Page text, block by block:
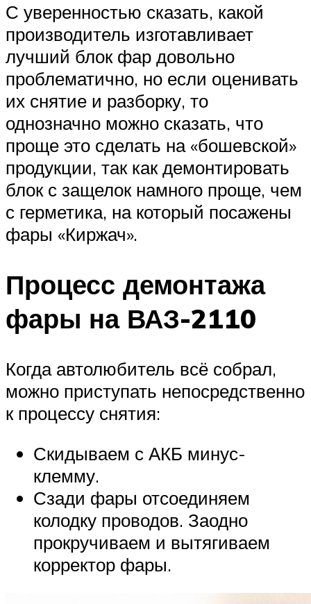
С уверенностью сказать, какой
производитель изготавливает
лучший блок фар довольно
проблематично, но если оценивать
их снятие и разборку, то
однозначно можно сказать, что
проще это сделать на «бошевской»
продукции, так как демонтировать
блок с защелок намного проще, чем
с герметика, на который посажены
фары «Киржач».
Процесс демонтажа
фары на ВАЗ-2110
Когда автолюбитель всё собрал,
можно приступать непосредственно
к процессу снятия:
Скидываем с АКБ минус-
клемму.
Сзади фары отсоединяем
колодку проводов. Заодно
прокручиваем и вытягиваем
корректор фары.